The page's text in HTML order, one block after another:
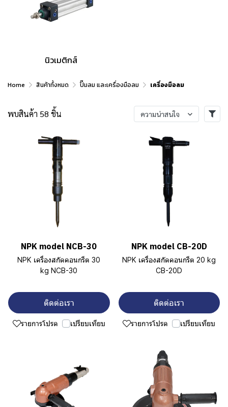
นิวเมติกส์
Home สินค้าทั้งหมด ปั๊มลม และเครื่องมือลม เครื่องมือลม
พบสินค้า 58 ชิ้น ความน่าสนใจ
NPK model NCB-30
NPK เครื่องสกัดคอนกรีต 30
kg NCB-30
ติดต่อเรา
รายการโปรด เปรียบเทียบ
NPK model CB-20D
NPK เครื่องสกัดคอนกรีต 20 kg
CB-20D
ติดต่อเรา
รายการโปรด เปรียบเทียบ